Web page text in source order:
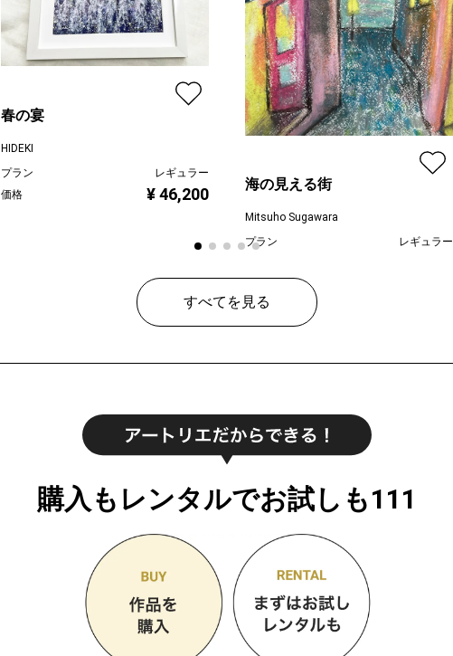
春の宴
HIDEKI
プラン
レギュラー
価格
¥ 46,200 海の見える街
Mitsuho Sugawara
プラン
レギュラー
すべてを見る
購入もレンタルでお試しも111